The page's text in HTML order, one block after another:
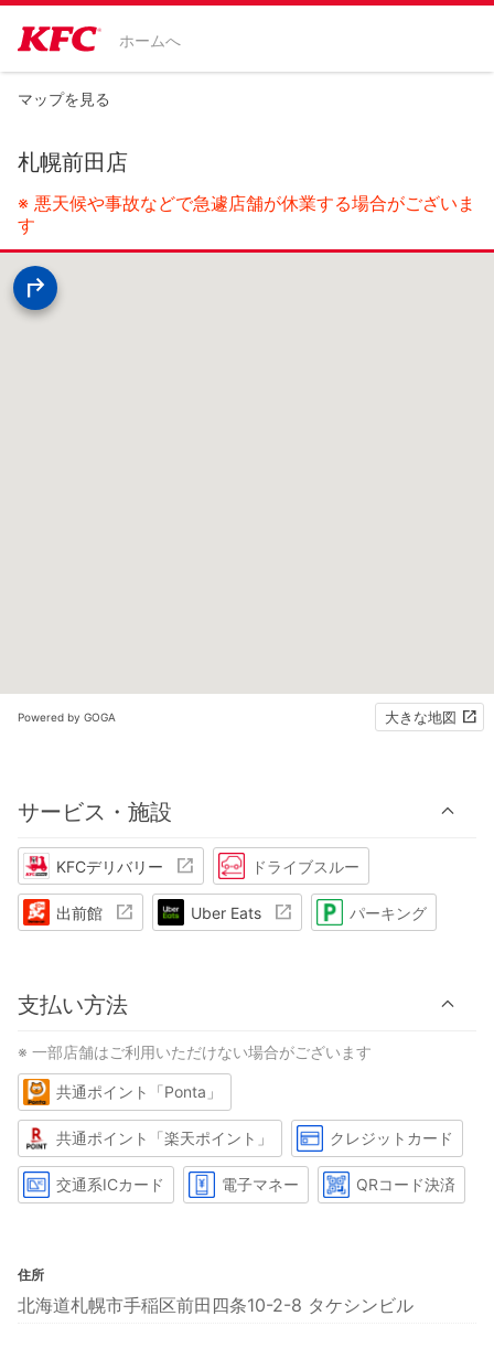
ホームへ
マップを見る
札幌前田店
※ 悪天候や事故などで急遽店舗が休業する場合がございま
す
Powered by GOGA 大きな地図
サービス・施設
KFCデリバリー ドライブスルー
出前館 Uber Eats パーキング
支払い方法
※ 一部店舗はご利用いただけない場合がございます
共通ポイント「Ponta」
共通ポイント「楽天ポイント」 クレジットカード
交通系ICカード 電子マネー QRコード決済
住所
北海道札幌市手稲区前田四条10-2-8 タケシンビル